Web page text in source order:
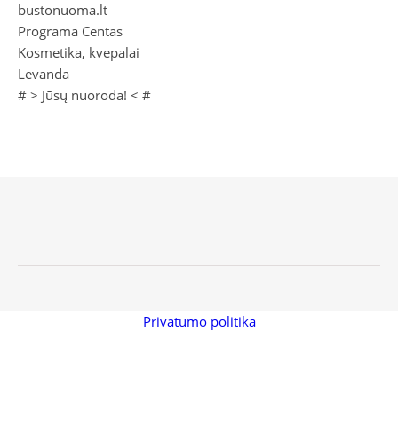
bustonuoma.lt
Programa Centas
Kosmetika, kvepalai
Levanda
# > Jūsų nuoroda! < #
Privatumo politika